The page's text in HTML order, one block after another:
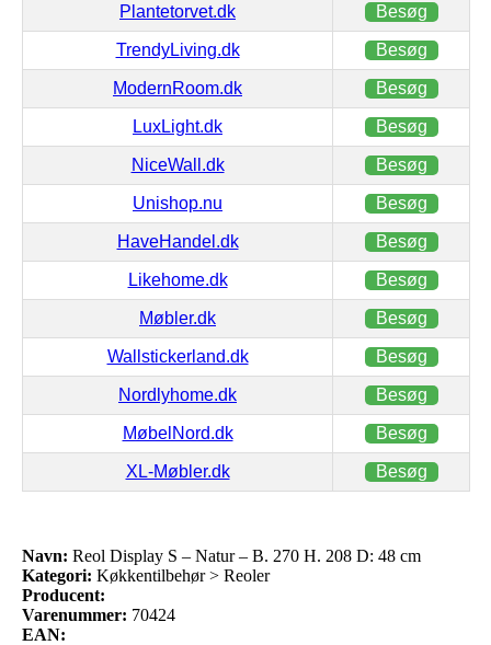
Plantetorvet.dk Besøg
TrendyLiving.dk Besøg
ModernRoom.dk Besøg
LuxLight.dk Besøg
NiceWall.dk Besøg
Unishop.nu Besøg
HaveHandel.dk Besøg
Likehome.dk Besøg
Møbler.dk Besøg
Wallstickerland.dk Besøg
Nordlyhome.dk Besøg
MøbelNord.dk Besøg
XL-Møbler.dk Besøg
Navn: Reol Display S – Natur – B. 270 H. 208 D: 48 cm
Kategori: Køkkentilbehør > Reoler
Producent:
Varenummer: 70424
EAN: